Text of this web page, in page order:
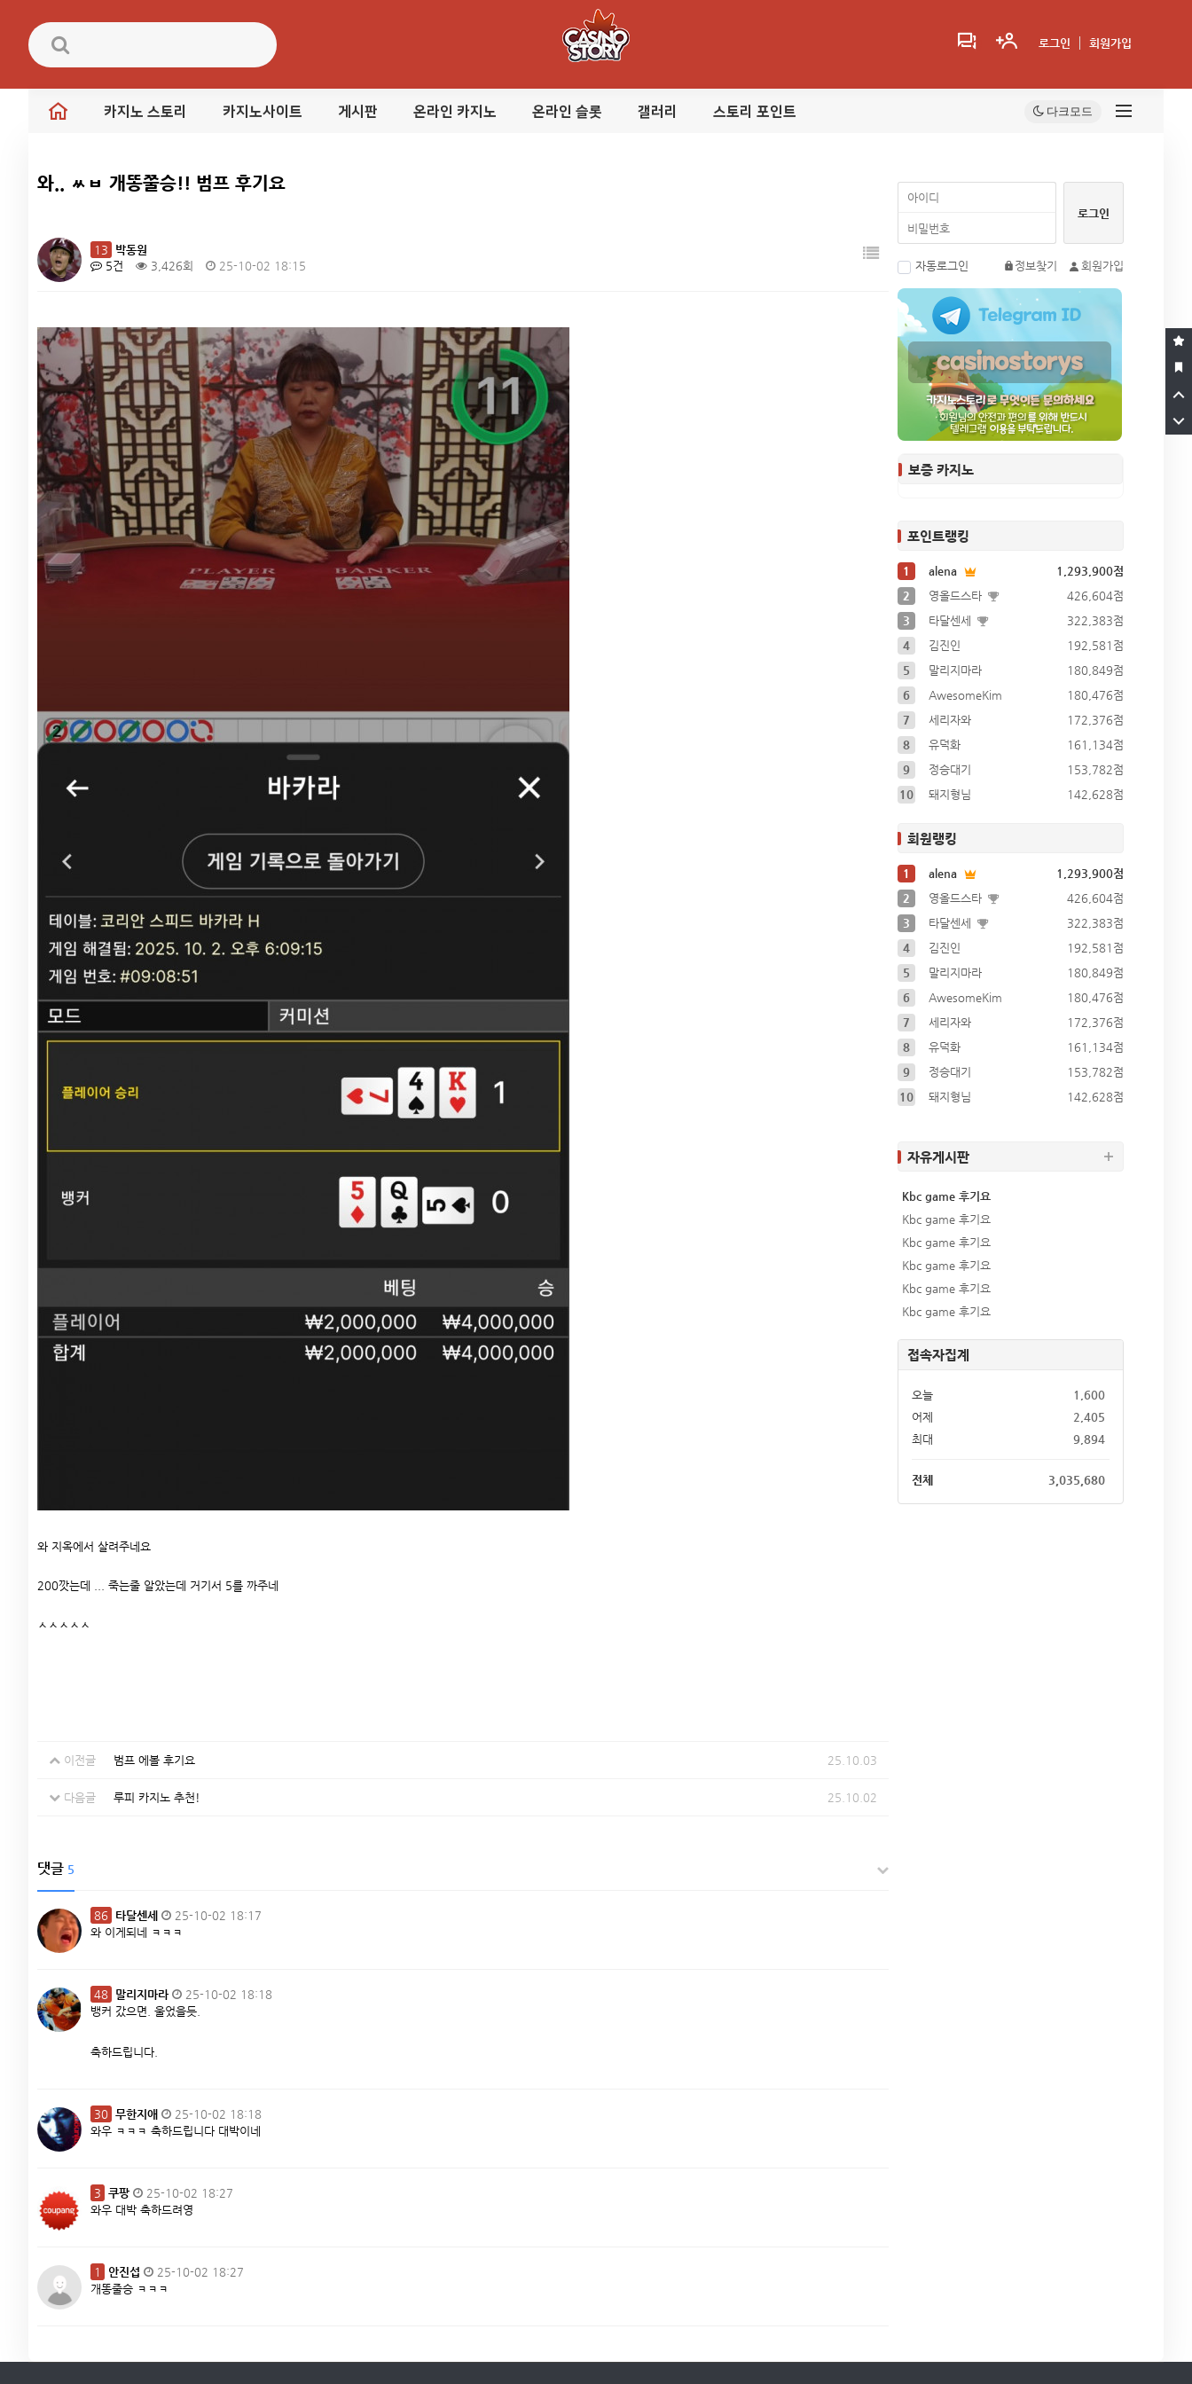
로그인 회원가입
카지노 스토리 카지노사이트 게시판 온라인 카지노 온라인 슬롯 갤러리 스토리 포인트
와.. ㅆㅂ 개똥쭐승!! 범프 후기요
13
박동원
5건
3,426회 25-10-02 18:15
와 지옥에서 살려주네요
200깟는데 ... 죽는줄 알았는데 거기서 5를 까주네
ㅅㅅㅅㅅㅅ
이전글 범프 에볼 후기요 25.10.03
다음글 루피 카지노 추천! 25.10.02
댓글 5
86 타달센세
25-10-02 18:17
와 이게되네 ㅋㅋㅋ
48 말리지마라
25-10-02 18:18
뱅커 갔으면. 울었을듯.
축하드립니다.
30 무한지애
25-10-02 18:18
와우 ㅋㅋㅋ 축하드립니다 대박이네
3 쿠팡
25-10-02 18:27
와우 대박 축하드려영
1 안진섭
25-10-02 18:27
개똥줄승 ㅋㅋㅋ
자동로그인 정보찾기 회원가입
보증 카지노
포인트랭킹
1 alena
1,293,900점
2
영올드스타
426,604점
3
타달센세
322,383점
4
김진인
192,581점
5
말리지마라
180,849점
6
AwesomeKim
180,476점
7
세리자와
172,376점
8
유덕화
161,134점
9
정승대기
153,782점
10
돼지형님 142,628점
회원랭킹
1 alena
1,293,900점
2
영올드스타
426,604점
3
타달센세
322,383점
4
김진인
192,581점
5
말리지마라
180,849점
6
AwesomeKim
180,476점
7
세리자와
172,376점
8
유덕화
161,134점
9
정승대기
153,782점
10
돼지형님 142,628점
자유게시판
Kbc game 후기요
Kbc game 후기요
Kbc game 후기요
Kbc game 후기요
Kbc game 후기요
Kbc game 후기요
접속자집계
오늘
1,600
어제
2,405
최대
9,894
전체 3,035,680